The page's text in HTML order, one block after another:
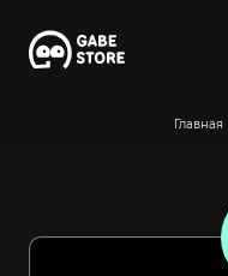
Главная